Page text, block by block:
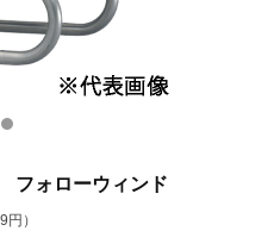
ォローウィンド
）